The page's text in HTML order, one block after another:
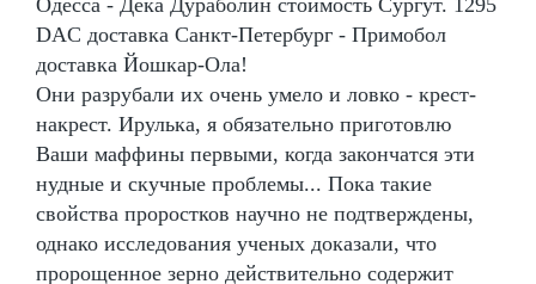
DAC доставка Санкт-Петербург - Примобол
доставка Йошкар-Ола!
Они разрубали их очень умело и ловко - крест-
накрест. Ирулька, я обязательно приготовлю
Ваши маффины первыми, когда закончатся эти
нудные и скучные проблемы... Пока такие
свойства проростков научно не подтверждены,
однако исследования ученых доказали, что
пророщенное зерно действительно содержит